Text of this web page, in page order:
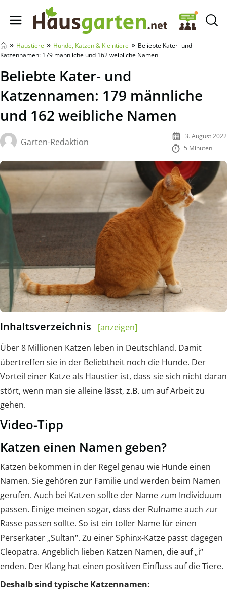
Hausgarten.net
» Haustiere » Hunde, Katzen & Kleintiere » Beliebte Kater- und
Katzennamen: 179 männliche und 162 weibliche Namen
Beliebte Kater- und
Katzennamen: 179 männliche
und 162 weibliche Namen
Garten-Redaktion
3. August 2022
5 Minuten
Inhaltsverzeichnis
[anzeigen]
Über 8 Millionen Katzen leben in Deutschland. Damit
übertreffen sie in der Beliebtheit noch die Hunde. Der
Vorteil einer Katze als Haustier ist, dass sie sich nicht daran
stört, wenn man sie alleine lässt, z.B. um auf Arbeit zu
gehen.
Video-Tipp
Katzen einen Namen geben?
Katzen bekommen in der Regel genau wie Hunde einen
Namen. Sie gehören zur Familie und werden beim Namen
gerufen. Auch bei Katzen sollte der Name zum Individuum
passen. Einige meinen sogar, dass der Rufname auch zur
Rasse passen sollte. So ist ein toller Name für einen
Perserkater „Sultan“. Zu einer Sphinx-Katze passt dagegen
Cleopatra. Angeblich lieben Katzen Namen, die auf „i“
enden. Der Klang hat einen positiven Einfluss auf die Tiere.
Deshalb sind typische Katzennamen: